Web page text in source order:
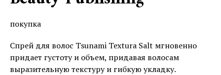
покупка
Спрей для волос Tsunami Textura Salt мгновенно
придает густоту и объем, придавая волосам
выразительную текстуру и гибкую укладку.